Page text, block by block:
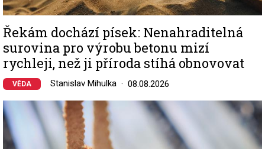
Řekám dochází písek: Nenahraditelná
surovina pro výrobu betonu mizí
rychleji, než ji příroda stíhá obnovovat
VĚDA Stanislav Mihulka 08.08.2026
Image